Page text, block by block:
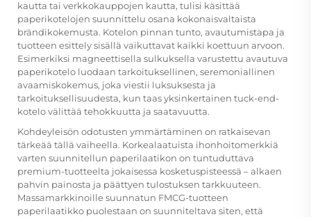
kautta tai verkkokauppojen kautta, tulisi käsittää
paperikotelojen suunnittelu osana kokonaisvaltaista
brändikokemusta. Kotelon pinnan tunto, avautumistapa ja
tuotteen esittely sisällä vaikuttavat kaikki koettuun arvoon.
Esimerkiksi magneettisella sulkuksella varustettu avautuva
paperikotelo luodaan tarkoituksellinen, seremoniallinen
avaamiskokemus, joka viestii luksuksesta ja
tarkoituksellisuudesta, kun taas yksinkertainen tuck-end-
kotelo välittää tehokkuutta ja saatavuutta.
Kohdeyleisön odotusten ymmärtäminen on ratkaisevan
tärkeää tällä vaiheella. Korkealaatuista ihonhoitomerkkiä
varten suunnitellun paperilaatikon on tuntuduttava
premium-tuotteelta jokaisessa kosketuspisteessä – alkaen
pahvin painosta ja päättyen tulostuksen tarkkuuteen.
Massamarkkinoille suunnatun FMCG-tuotteen
paperilaatikko puolestaan on suunniteltava siten, että